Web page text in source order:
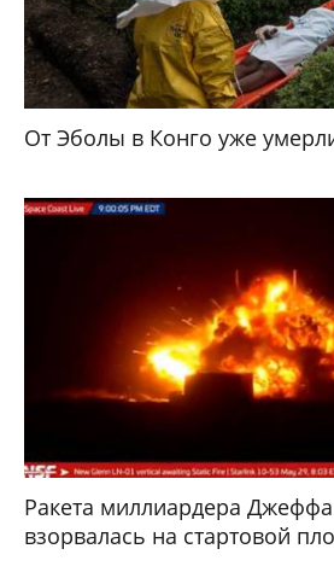
От Эболы в Конго уже
Ракета миллиардера
взорвалась на стартовой